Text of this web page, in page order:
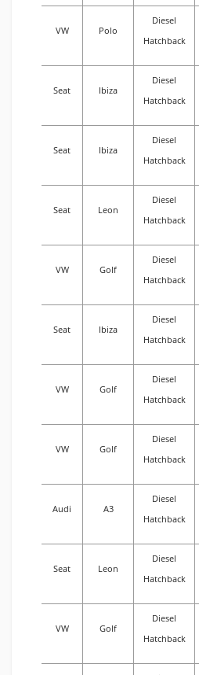
VW Polo
Diesel
Hatchback
Seat Ibiza
Diesel
Hatchback
Seat Ibiza
Diesel
Hatchback
Seat Leon
Diesel
Hatchback
VW Golf
Diesel
Hatchback
Seat Ibiza
Diesel
Hatchback
VW Golf
Diesel
Hatchback
VW Golf
Diesel
Hatchback
Audi A3
Diesel
Hatchback
Seat Leon
Diesel
Hatchback
VW Golf
Diesel
Hatchback